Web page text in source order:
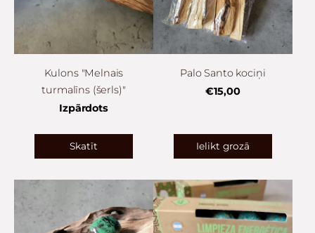
Kulons "Melnais
turmalīns (šerls)"
Izpārdots
Skatīt
Palo Santo kociņi
€15,00
Ielikt grozā